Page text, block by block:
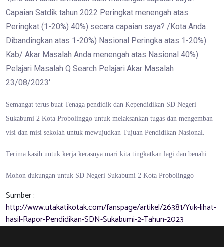
Semangat terus buat Tenaga pendidik dan Kependidikan SD Negeri
Sukabumi 2 Kota Probolinggo untuk melaksankan tugas dan mengemban
visi dan misi sekolah untuk mewujudkan Tujuan Pendidikan Nasional.
Terima kasih untuk kerja kerasnya mari kita tingkatkan lagi dan benahi.
Mohon dukungan untuk SD Negeri Sukabumi 2 Kota Probolinggo
Sumber :
http://www.utakatikotak.com/fanspage/artikel/26381/Yuk-lihat-
hasil-Rapor-Pendidikan-SDN-Sukabumi-2-Tahun-2023